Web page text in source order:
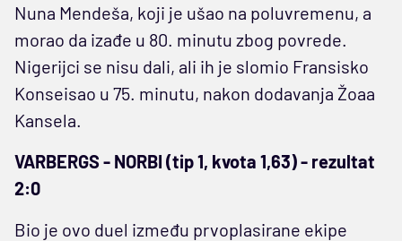
Nuna Mendeša, koji je ušao na poluvremenu, a
morao da izađe u 80. minutu zbog povrede.
Nigerijci se nisu dali, ali ih je slomio Fransisko
Konseisao u 75. minutu, nakon dodavanja Žoaa
Kansela.
VARBERGS - NORBI (tip 1, kvota 1,63) - rezultat
2:0
Bio je ovo duel između prvoplasirane ekipe